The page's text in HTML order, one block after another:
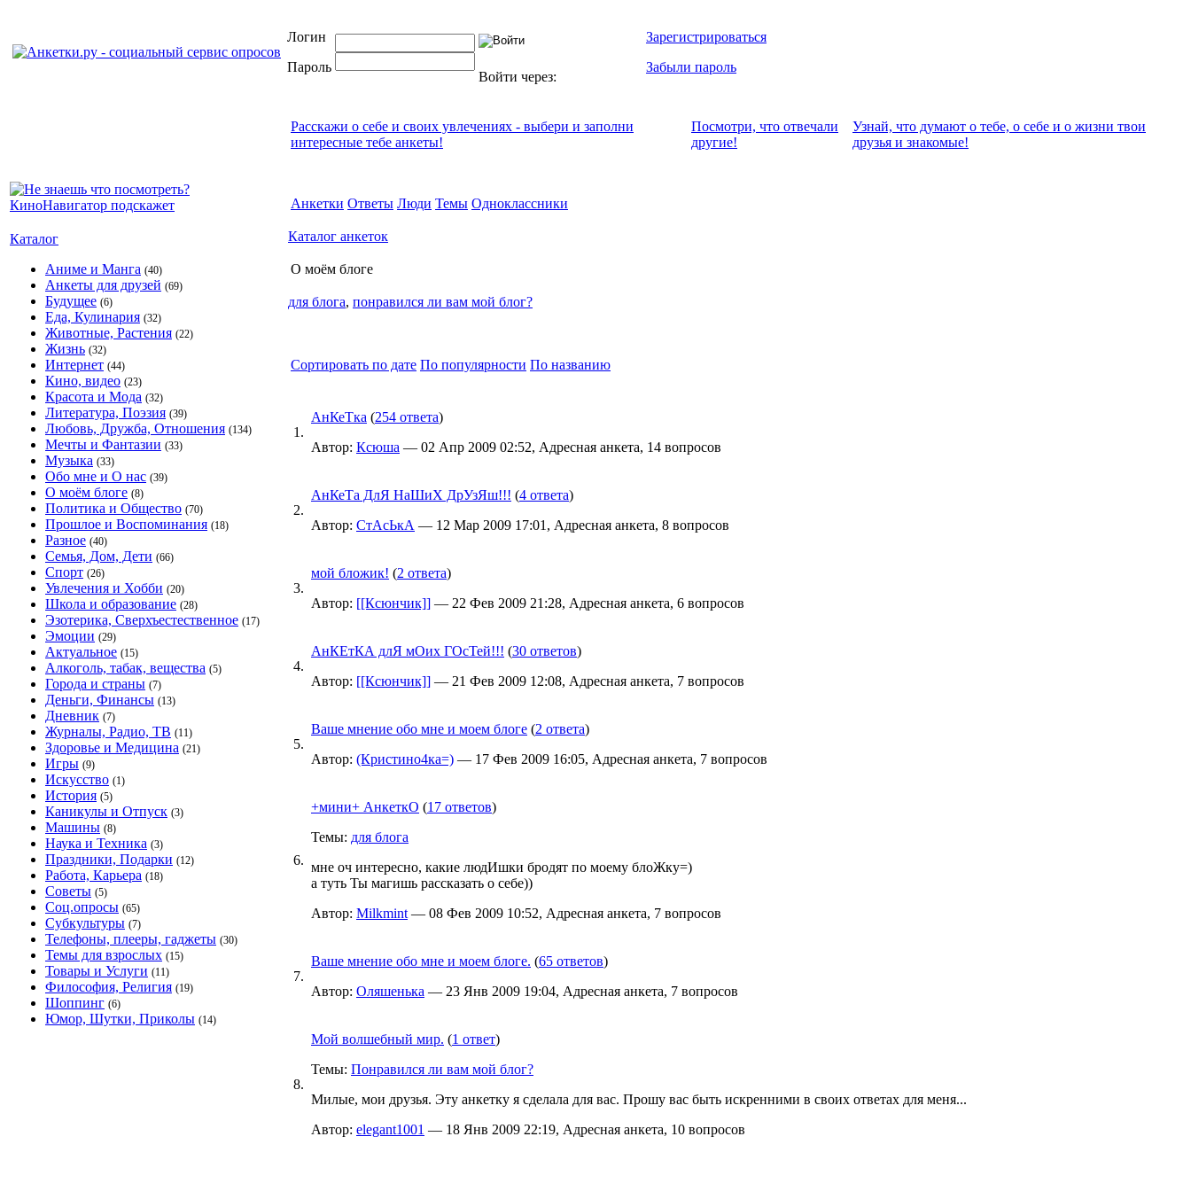
Логин
Пароль
Войти через:
Зарегистрироваться
Забыли пароль
Каталог
Аниме и Манга (40)
Анкеты для друзей (69)
Будущее (6)
Еда, Кулинария (32)
Животные, Растения (22)
Жизнь (32)
Интернет (44)
Кино, видео (23)
Красота и Мода (32)
Литература, Поэзия (39)
Любовь, Дружба, Отношения (134)
Мечты и Фантазии (33)
Музыка (33)
Обо мне и О нас (39)
О моём блоге (8)
Политика и Общество (70)
Прошлое и Воспоминания (18)
Разное (40)
Семья, Дом, Дети (66)
Спорт (26)
Увлечения и Хобби (20)
Школа и образование (28)
Эзотерика, Сверхъестественное (17)
Эмоции (29)
Актуальное (15)
Алкоголь, табак, вещества (5)
Города и страны (7)
Деньги, Финансы (13)
Дневник (7)
Журналы, Радио, ТВ (11)
Здоровье и Медицина (21)
Игры (9)
Искусство (1)
История (5)
Каникулы и Отпуск (3)
Машины (8)
Наука и Техника (3)
Праздники, Подарки (12)
Работа, Карьера (18)
Советы (5)
Соц.опросы (65)
Субкультуры (7)
Телефоны, плееры, гаджеты (30)
Темы для взрослых (15)
Товары и Услуги (11)
Философия, Религия (19)
Шоппинг (6)
Юмор, Шутки, Приколы (14)
Расскажи о себе и своих увлечениях - выбери и заполни
интересные тебе анкеты!
Посмотри, что отвeчали
другие!
Узнай, что думают о тебе, о себе и о жизни твои
друзья и знакомые!
Анкетки Ответы Люди Темы Одноклассники
Каталог анкеток
О моём блоге
для блога, понравился ли вам мой блог?
Сортировать по дате По популярности По названию
1.
АнКеТка (254 ответа)
Автор: Ксюша — 02 Апр 2009 02:52, Адресная анкета, 14 вопросов
2.
АнКеТа ДлЯ НаШиХ ДрУзЯш!!! (4 ответа)
Автор: СтАсЬкА — 12 Мар 2009 17:01, Адресная анкета, 8 вопросов
3.
мой бложик! (2 ответа)
Автор: [[Ксюнчик]] — 22 Фев 2009 21:28, Адресная анкета, 6 вопросов
4.
АнКЕтКА длЯ мОих ГОсТей!!! (30 ответов)
Автор: [[Ксюнчик]] — 21 Фев 2009 12:08, Адресная анкета, 7 вопросов
5.
Ваше мнение обо мне и моем блоге (2 ответа)
Автор: (Кристино4ка=) — 17 Фев 2009 16:05, Адресная анкета, 7 вопросов
6.
+мини+ АнкеткО (17 ответов)
Темы: для блога
мне оч интересно, какие людИшки бродят по моему блоЖку=)
а туть Ты магишь рассказать о себе))
Автор: Milkmint — 08 Фев 2009 10:52, Адресная анкета, 7 вопросов
7.
Ваше мнение обо мне и моем блоге. (65 ответов)
Автор: Оляшенька — 23 Янв 2009 19:04, Адресная анкета, 7 вопросов
8.
Мой волшебный мир. (1 ответ)
Темы: Понравился ли вам мой блог?
Милые, мои друзья. Эту анкетку я сделала для вас. Прошу вас быть искренними в своих ответах для меня...
Автор: elegant1001 — 18 Янв 2009 22:19, Адресная анкета, 10 вопросов